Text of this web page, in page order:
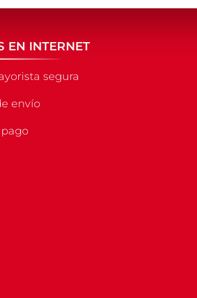
EN INTERNET
segura
envío